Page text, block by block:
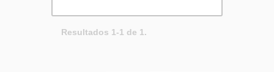
Resultados 1-1 de 1.